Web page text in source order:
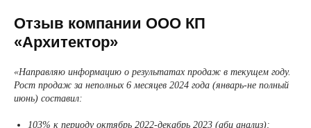
Отзыв компании ООО КП
«Архитектор»
«Направляю информацию о результатах продаж в текущем году.
Рост продаж за неполных 6 месяцев 2024 года (январь-не полный
июнь) составил:
103% к периоду октябрь 2022-декабрь 2023 (абц анализ);
наши кейсы →